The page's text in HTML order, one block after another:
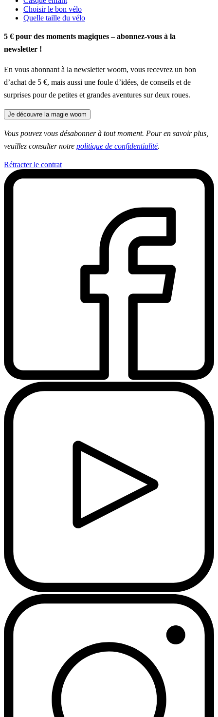
Choisir le bon vélo
Quelle taille du vélo
5 € pour des moments magiques – abonnez-vous à la
newsletter !
En vous abonnant à la newsletter woom, vous recevrez un bon
d’achat de 5 €, mais aussi une foule d’idées, de conseils et de
surprises pour de petites et grandes aventures sur deux roues.
Je découvre la magie woom
Vous pouvez vous désabonner à tout moment. Pour en savoir plus,
veuillez consulter notre politique de confidentialité.
Rétracter le contrat